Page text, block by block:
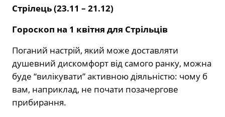
Стрілець (23.11 – 21.12)
Гороскоп на 1 квітня для Стрільців
Поганий настрій, який може доставляти
душевний дискомфорт від самого ранку, можна
буде “вилікувати” активною діяльністю: чому б
вам, наприклад, не почати позачергове
прибирання.